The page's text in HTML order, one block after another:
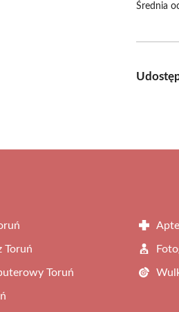
Średnia
Toruń
Toruń